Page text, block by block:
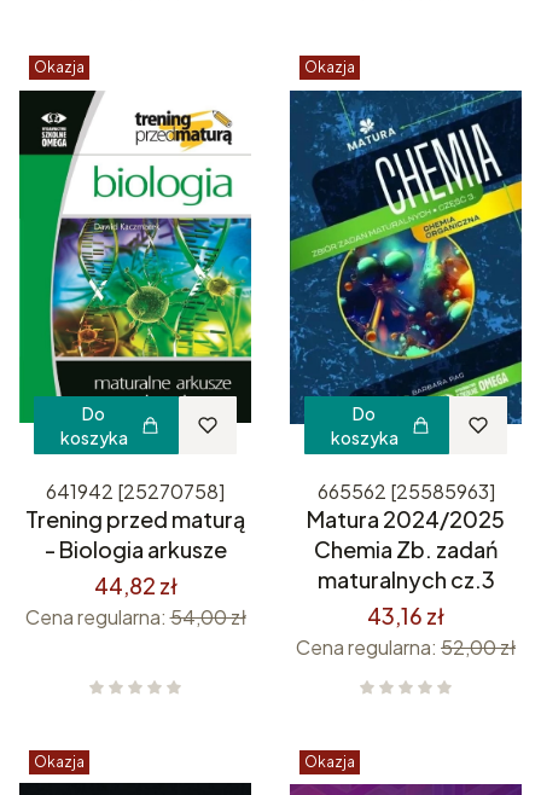
Okazja
Do
koszyka
641942 [25270758]
Trening przed maturą
- Biologia arkusze
44,82 zł
Cena regularna: 54,00 zł
Okazja
Do
koszyka
665562 [25585963]
Matura 2024/2025
Chemia Zb. zadań
maturalnych cz.3
43,16 zł
Cena regularna: 52,00 zł
Okazja Okazja